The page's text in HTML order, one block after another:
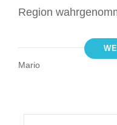
Region
Mario